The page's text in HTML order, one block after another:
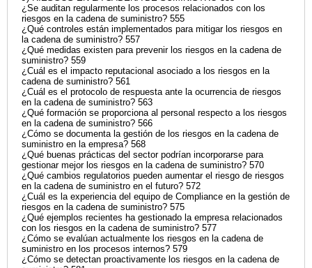
¿Se auditan regularmente los procesos relacionados con los
riesgos en la cadena de suministro? 555
¿Qué controles están implementados para mitigar los riesgos en
la cadena de suministro? 557
¿Qué medidas existen para prevenir los riesgos en la cadena de
suministro? 559
¿Cuál es el impacto reputacional asociado a los riesgos en la
cadena de suministro? 561
¿Cuál es el protocolo de respuesta ante la ocurrencia de riesgos
en la cadena de suministro? 563
¿Qué formación se proporciona al personal respecto a los riesgos
en la cadena de suministro? 566
¿Cómo se documenta la gestión de los riesgos en la cadena de
suministro en la empresa? 568
¿Qué buenas prácticas del sector podrían incorporarse para
gestionar mejor los riesgos en la cadena de suministro? 570
¿Qué cambios regulatorios pueden aumentar el riesgo de riesgos
en la cadena de suministro en el futuro? 572
¿Cuál es la experiencia del equipo de Compliance en la gestión de
riesgos en la cadena de suministro? 575
¿Qué ejemplos recientes ha gestionado la empresa relacionados
con los riesgos en la cadena de suministro? 577
¿Cómo se evalúan actualmente los riesgos en la cadena de
suministro en los procesos internos? 579
¿Cómo se detectan proactivamente los riesgos en la cadena de